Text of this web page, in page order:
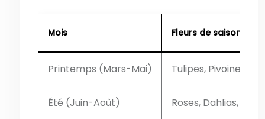
Mois Fleurs de saison
Printemps (Mars-Mai) Tulipes, Pivoines,
Été (Juin-Août) Roses, Dahlias,